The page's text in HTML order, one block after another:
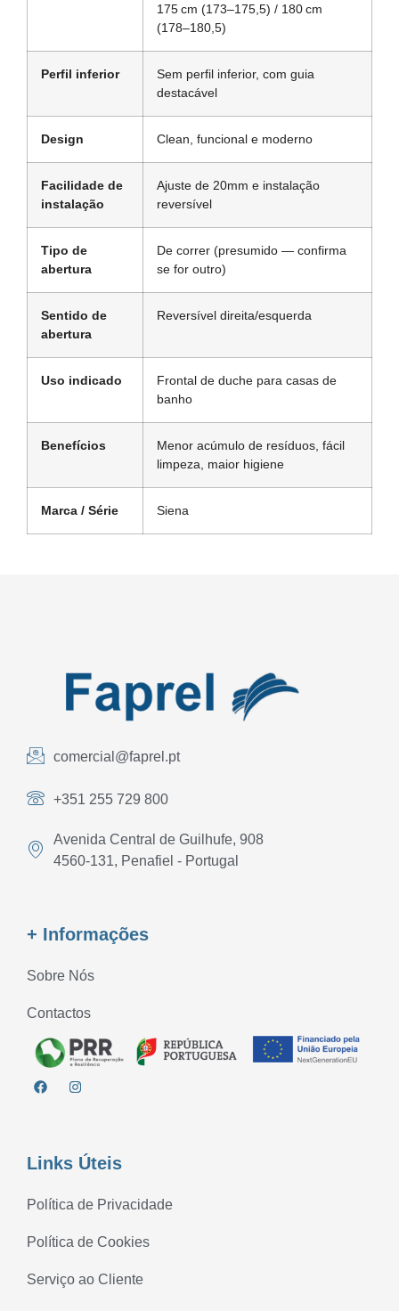
175 cm (173–175,5) / 180 cm
(178–180,5)
Perfil inferior
Sem perfil inferior, com guia
destacável
Design Clean, funcional e moderno
Facilidade de
instalação
Ajuste de 20mm e instalação
reversível
Tipo de
abertura
De correr (presumido — confirma
se for outro)
Sentido de
abertura
Reversível direita/esquerda
Uso indicado
Frontal de duche para casas de
banho
Benefícios
Menor acúmulo de resíduos, fácil
limpeza, maior higiene
Marca / Série Siena
comercial@faprel.pt
+351 255 729 800
Avenida Central de Guilhufe, 908
4560-131, Penafiel - Portugal
+ Informações
Sobre Nós
Contactos
Links Úteis
Política de Privacidade
Política de Cookies
Serviço ao Cliente